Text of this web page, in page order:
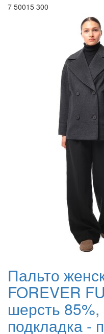
7 50015 300
Пальто
FOREVER
шерсть 85%,
подкладка -